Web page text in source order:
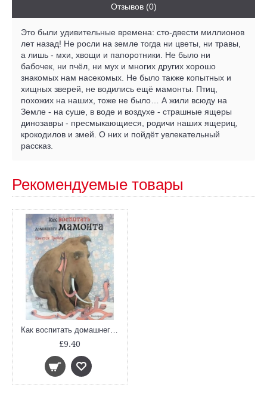
Отзывов (0)
Это были удивительные времена: сто-двести миллионов
лет назад! Не росли на земле тогда ни цветы, ни травы,
а лишь - мхи, хвощи и папоротники. Не было ни
бабочек, ни пчёл, ни мух и многих других хорошо
знакомых нам насекомых. Не было также копытных и
хищных зверей, не водились ещё мамонты. Птиц,
похожих на наших, тоже не было… А жили всюду на
Земле - на суше, в воде и воздухе - страшные ящеры
динозавры - пресмыкающиеся, родичи наших ящериц,
крокодилов и змей. О них и пойдёт увлекательный
рассказ.
Рекомендуемые товары
£9.40